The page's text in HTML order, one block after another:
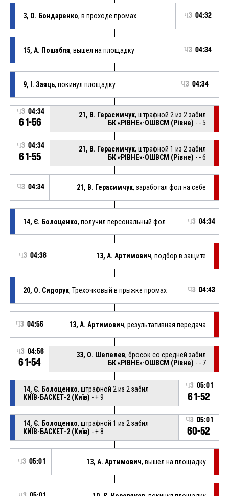
3, О. Бондаренко, в проходе промах Ч3 04:32
15, А. Пошабля, вышел на площадку Ч3 04:34
9, І. Заяць, покинул площадку Ч3 04:34
Ч3 04:34
61-56
21, В. Герасимчук, штрафной 2 из 2 забил
БК «РІВНЕ»-ОШВСМ (Рівне) - - 5
Ч3 04:34
61-55
21, В. Герасимчук, штрафной 1 из 2 забил
БК «РІВНЕ»-ОШВСМ (Рівне) - - 6
Ч3 04:34 21, В. Герасимчук, заработал фол на себе
14, Є. Болоценко, получил персональный фол Ч3 04:34
Ч3 04:38 13, А. Артимович, подбор в защите
20, О. Сидорук, Трехочковый в прыжке промах Ч3 04:43
Ч3 04:56 13, А. Артимович, результативная передача
Ч3 04:56
61-54
33, О. Шепелев, бросок со средней забил
БК «РІВНЕ»-ОШВСМ (Рівне) - - 7
14, Є. Болоценко, штрафной 2 из 2 забил
КИЇВ-БАСКЕТ-2 (Київ) - + 9
Ч3 05:01
61-52
14, Є. Болоценко, штрафной 1 из 2 забил
КИЇВ-БАСКЕТ-2 (Київ) - + 8
Ч3 05:01
60-52
Ч3 05:01 13, А. Артимович, вышел на площадку